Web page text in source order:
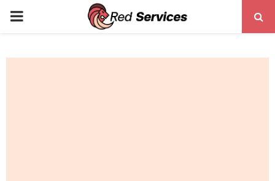
PRIMARY